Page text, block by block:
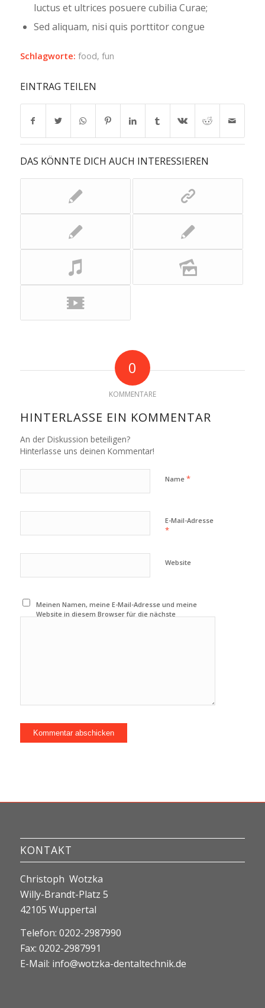
luctus et ultrices posuere cubilia Curae;
Sed aliquam, nisi quis porttitor congue
Schlagworte: food, fun
EINTRAG TEILEN
DAS KÖNNTE DICH AUCH INTERESSIEREN
0
KOMMENTARE
HINTERLASSE EIN KOMMENTAR
An der Diskussion beteiligen?
Hinterlasse uns deinen Kommentar!
Name *
E-Mail-Adresse
*
Website
Meinen Namen, meine E-Mail-Adresse und meine
Website in diesem Browser für die nächste
KONTAKT
Christoph Wotzka
Willy-Brandt-Platz 5
42105 Wuppertal
Telefon: 0202-2987990
Fax: 0202-2987991
E-Mail: info@wotzka-dentaltechnik.de